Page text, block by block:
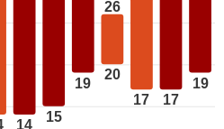
14
15
19
26
20
17 17
19